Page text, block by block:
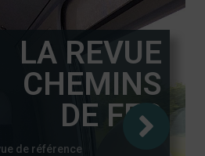
LA REVUE
CHEMINS
DE FER
de référence